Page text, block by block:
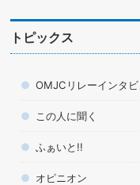
トピックス
OMJCリレーインタビ
この人に聞く
ふぁいと!!
オピニオン